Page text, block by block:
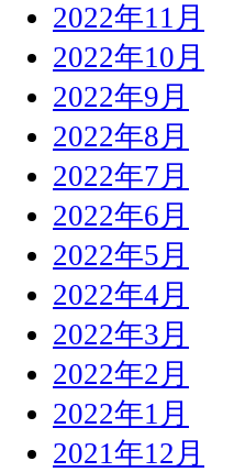
2022年11月
2022年10月
2022年9月
2022年8月
2022年7月
2022年6月
2022年5月
2022年4月
2022年3月
2022年2月
2022年1月
2021年12月